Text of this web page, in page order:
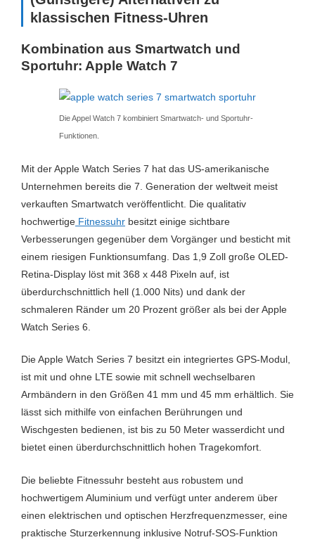
Etagenzähler Ja
GLONASS Ja
Hauttemperatur
Inaktivitätsalarm Ja
Kalender Ja
Kalorienverbrauch Ja
Laufband Ja
Laufen Ja
LTE
Musiksteuerung Ja
Musikwiedergabe Nein
Optischer HF-Sensor Ja
Radfahren Ja
Schlaftracking Ja
Schrittzählung Ja
Saturn.de
Zum Preisvergleich »
klassischen Fitness-Uhren
Kombination aus Smartwatch und
Sportuhr: Apple Watch 7
Die Appel Watch 7 kombiniert Smartwatch- und Sportuhr-
Funktionen.
Mit der Apple Watch Series 7 hat das US-amerikanische
Unternehmen bereits die 7. Generation der weltweit meist
verkauften Smartwatch veröffentlicht. Die qualitativ
hochwertige Fitnessuhr besitzt einige sichtbare
Verbesserungen gegenüber dem Vorgänger und besticht mit
einem riesigen Funktionsumfang. Das 1,9 Zoll große OLED-
Retina-Display löst mit 368 x 448 Pixeln auf, ist
überdurchschnittlich hell (1.000 Nits) und dank der
schmaleren Ränder um 20 Prozent größer als bei der Apple
Watch Series 6.
Die Apple Watch Series 7 besitzt ein integriertes GPS-Modul,
ist mit und ohne LTE sowie mit schnell wechselbaren
Armbändern in den Größen 41 mm und 45 mm erhältlich. Sie
lässt sich mithilfe von einfachen Berührungen und
Wischgesten bedienen, ist bis zu 50 Meter wasserdicht und
bietet einen überdurchschnittlich hohen Tragekomfort.
Die beliebte Fitnessuhr besteht aus robustem und
hochwertigem Aluminium und verfügt unter anderem über
einen elektrischen und optischen Herzfrequenzmesser, eine
praktische Sturzerkennung inklusive Notruf-SOS-Funktion